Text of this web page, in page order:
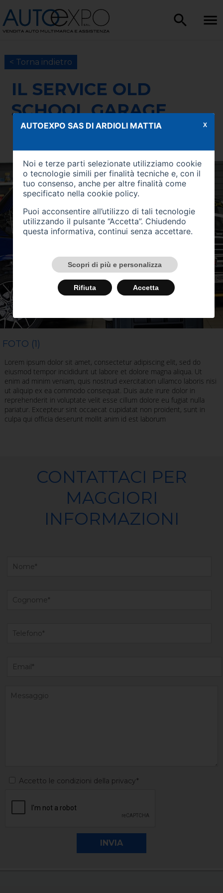
< Torna indietro
IL SERVICE OLD
SCHOOL GARAGE
FOTO (1)
Lorem ipsum dolor sit amet, consectetur adipiscing elit, sed do
eiusmod tempor incididunt ut labore et dolore magna aliqua. Ut
enim ad minim veniam, quis nostrud exercitation ullamco laboris nisi
ut aliquip ex ea commodo consequat. Duis aute irure dolor in
reprehenderit in voluptate velit esse cillum dolore eu fugiat nulla
pariatur. Excepteur sint occaecat cupidatat non proident, sunt in
culpa qui officia deserunt mollit anim id est laborum
CONTATTACI PER
MAGGIORI
INFORMAZIONI
Accetto le condizioni della privacy*
AUTOEXPO SAS DI ARDIOLI MATTIA
Noi e terze parti selezionate utilizziamo cookie
o tecnologie simili per finalità tecniche e, con il
tuo consenso, anche per altre finalità come
specificato nella cookie policy.
Puoi acconsentire all’utilizzo di tali tecnologie
utilizzando il pulsante “Accetta”. Chiudendo
questa informativa, continui senza accettare.
Scopri di più e personalizza
Rifiuta Accetta
X